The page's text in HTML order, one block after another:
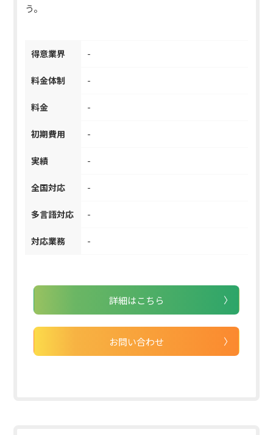
う。
得意業界 -
料金体制 -
料金 -
初期費用 -
実績 -
全国対応 -
多言語対応 -
対応業務 -
詳細はこちら
お問い合わせ